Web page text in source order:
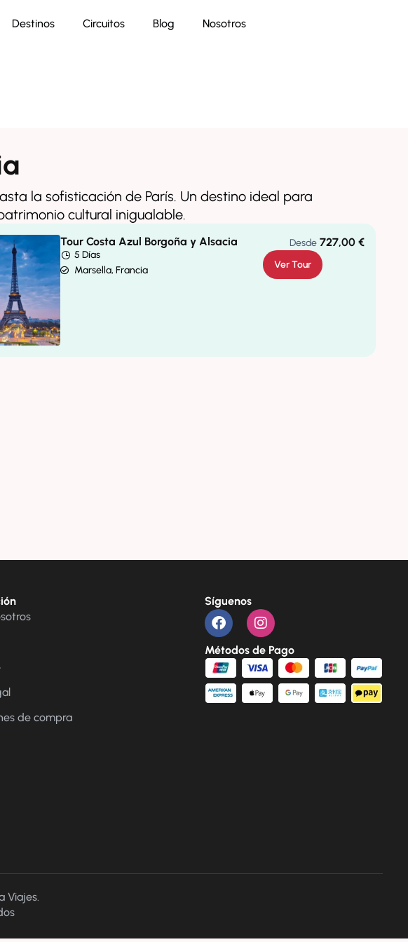
Destinos Circuitos Blog Nosotros
la sofisticación de París. Un destino ideal para
cultural inigualable.
Tour Costa Azul Borgoña y Alsacia
5 Días
Marsella, Francia
Desde 727,00 €
Ver Tour
de compra
Síguenos
Métodos de Pago
Viajes.